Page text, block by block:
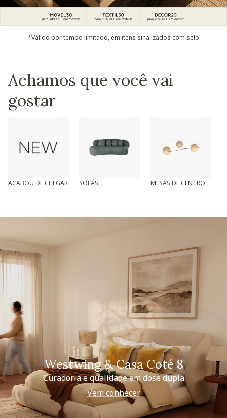
*Válido por tempo limitado, em itens sinalizados com selo
Achamos que você vai
gostar
ACABOU DE CHEGAR SOFÁS MESAS DE CENTRO
Westwing & Casa Coté 8
Curadoria e qualidade em dose dupla
Vem conhecer